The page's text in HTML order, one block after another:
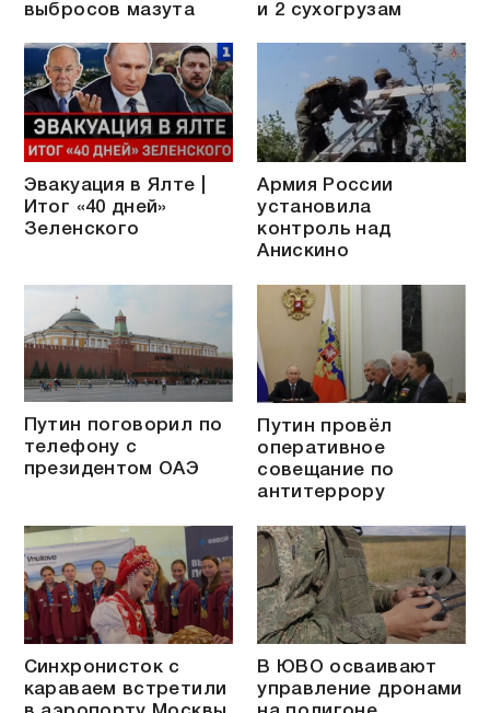
выбросов мазута
и 2 сухогрузам
Эвакуация в Ялте |
Итог «40 дней»
Зеленского
Армия России
установила
контроль над
Анискино
Путин поговорил по
телефону с
президентом ОАЭ
Путин провёл
оперативное
совещание по
антитеррору
Синхронисток с
караваем встретили
В ЮВО осваивают
управление дронами